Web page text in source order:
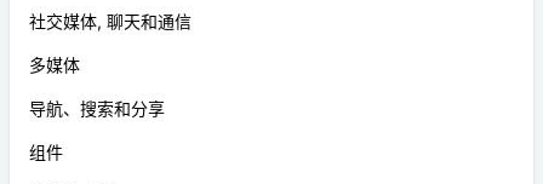
社交媒体, 聊天和通信
多媒体
导航、搜索和分享
组件